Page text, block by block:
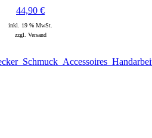
44,90 €
inkl. 19 % MwSt.
zzgl. Versand